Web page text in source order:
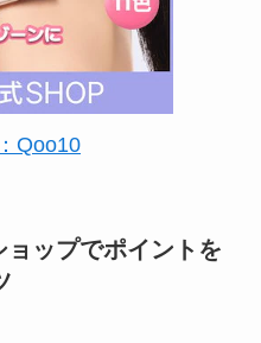
Qoo10
ップでポイントを